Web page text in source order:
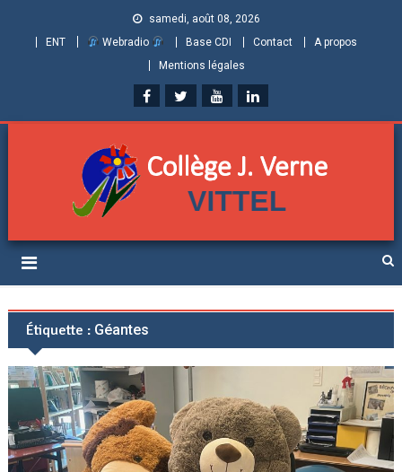
samedi, août 08, 2026
ENT
Webradio Base CDI Contact
A propos
Mentions légales
Collège Jules Verne de
Vittel (Vosges)
Étiquette : Géantes